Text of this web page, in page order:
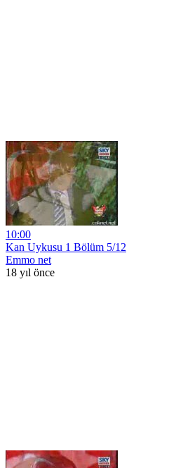
10:00
Kan Uykusu 1 Bölüm 5/12
Emmo net
18 yıl önce